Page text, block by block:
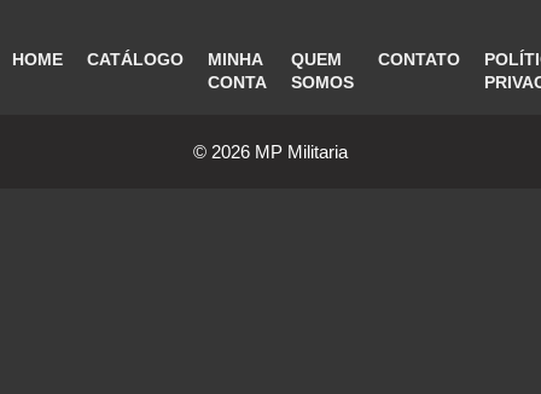
HOME CATÁLOGO
MINHA
CONTA
QUEM
SOMOS
CONTATO
© 2026 MP Militaria